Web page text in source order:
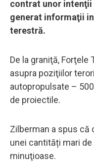
contrat unor intenţii
generat informaţii
terestră.
De la graniţă,
asupra poziţiilor
autopropulsate –
de proiectile.
Zilberman a spus că
unei cantități mari
minuţioase.